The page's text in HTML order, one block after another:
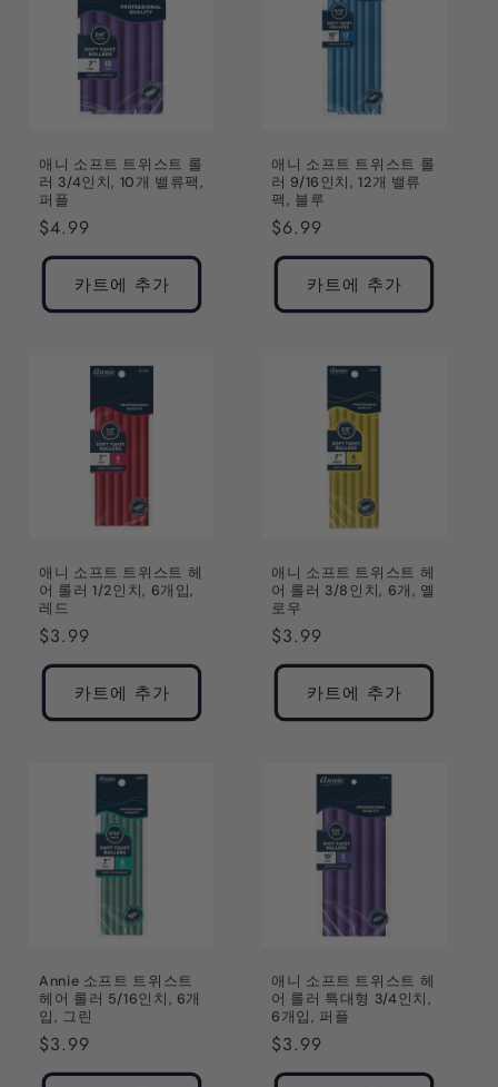
애니 소프트 트위스트 롤
러 3/4인치, 10개 밸류팩,
퍼플
정
가
$4.99
카트에 추가
애니 소프트 트위스트 롤
러 9/16인치, 12개 밸류
팩, 블루
정
가
$6.99
카트에 추가
애니 소프트 트위스트 헤
어 롤러 1/2인치, 6개입,
레드
정
가
$3.99
카트에 추가
애니 소프트 트위스트 헤
어 롤러 3/8인치, 6개, 옐
로우
정
가
$3.99
카트에 추가
Annie 소프트 트위스트
헤어 롤러 5/16인치, 6개
입, 그린
정
가
$3.99
애니 소프트 트위스트 헤
어 롤러 특대형 3/4인치,
6개입, 퍼플
정
가
$3.99